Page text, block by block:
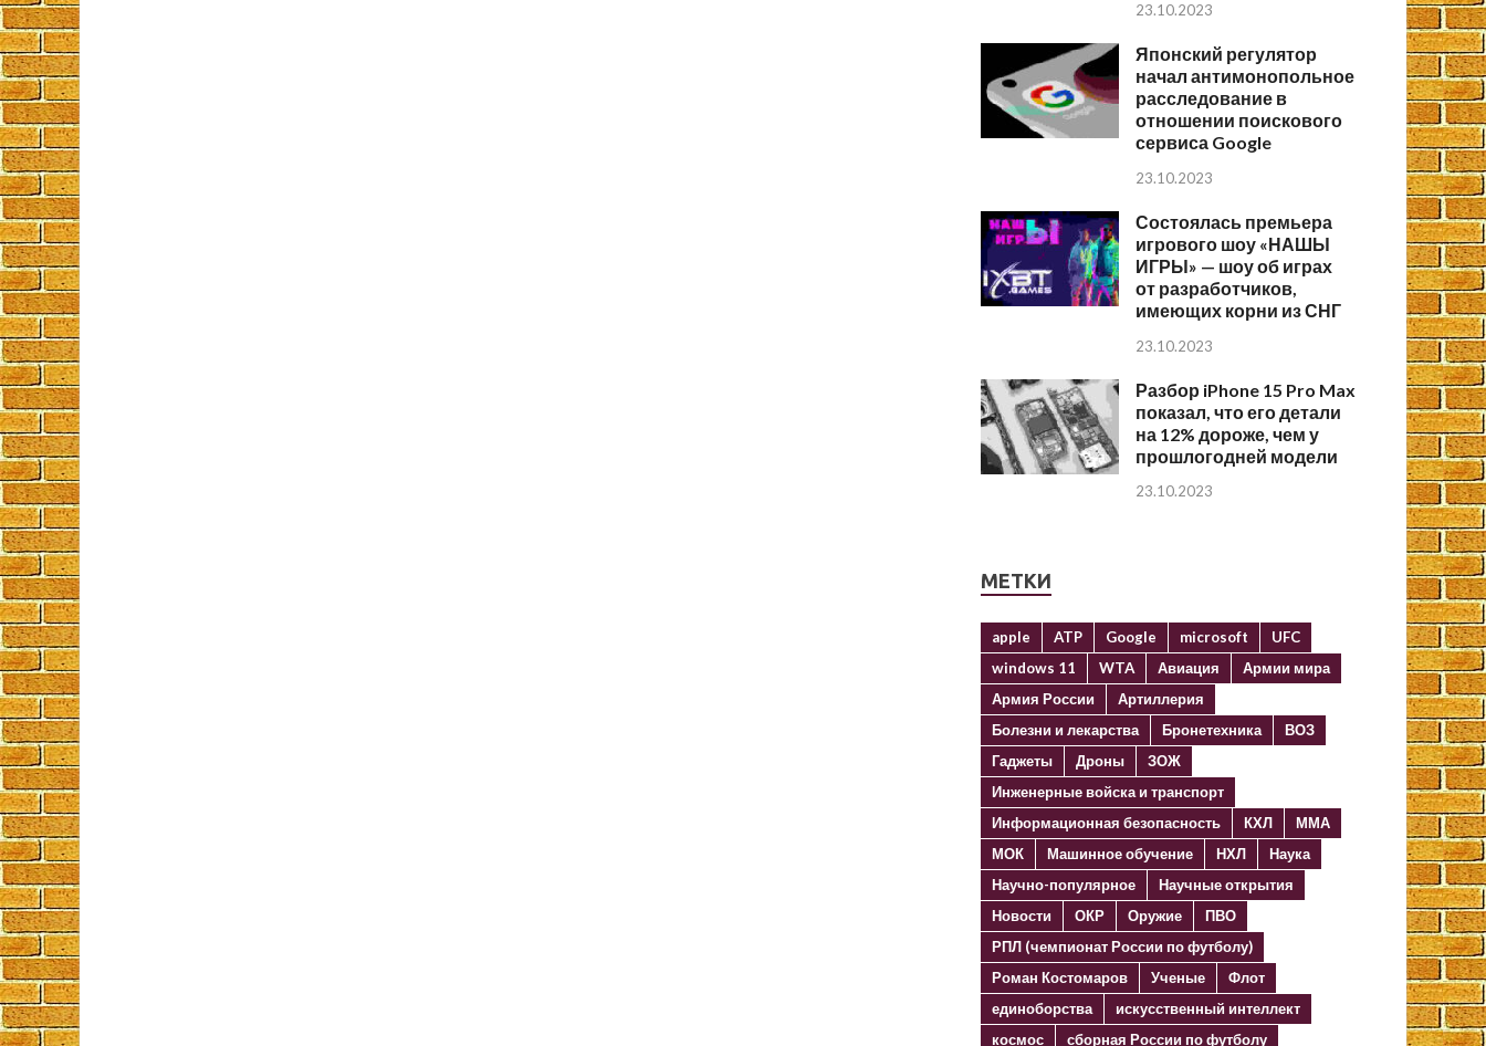
23.10.2023
Японский регулятор
начал антимонопольное
расследование в
отношении поискового
сервиса Google
23.10.2023
Состоялась премьера
игрового шоу «НАШЫ
ИГРЫ» — шоу об играх
от разработчиков,
имеющих корни из СНГ
23.10.2023
Разбор iPhone 15 Pro Max
показал, что его детали
на 12% дороже, чем у
прошлогодней модели
23.10.2023
МЕТКИ
apple ATP Google microsoft
UFC
windows 11
WTA Авиация
Армии мира
Армия России
Артиллерия
Болезни и лекарства
Бронетехника
ВОЗ
Гаджеты
Дроны
ЗОЖ
Инженерные войска и транспорт
Информационная безопасность
КХЛ
ММА
МОК
Машинное обучение НХЛ
Наука
Научно-популярное
Научные открытия
Новости
ОКР Оружие
ПВО
РПЛ (чемпионат России по футболу)
Роман Костомаров
Ученые
Флот
единоборства
искусственный интеллект
космос
сборная России по футболу